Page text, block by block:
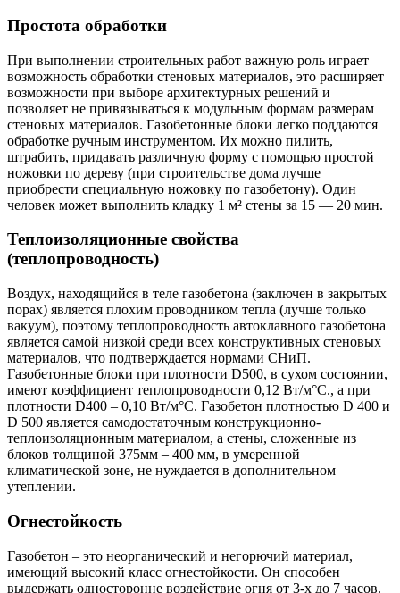
Простота обработки
При выполнении строительных работ важную роль играет
возможность обработки стеновых материалов, это расширяет
возможности при выборе архитектурных решений и
позволяет не привязываться к модульным формам размерам
стеновых материалов. Газобетонные блоки легко поддаются
обработке ручным инструментом. Их можно пилить,
штрабить, придавать различную форму с помощью простой
ножовки по дереву (при строительстве дома лучше
приобрести специальную ножовку по газобетону). Один
человек может выполнить кладку 1 м² стены за 15 — 20 мин.
Теплоизоляционные свойства
(теплопроводность)
Воздух, находящийся в теле газобетона (заключен в закрытых
порах) является плохим проводником тепла (лучше только
вакуум), поэтому теплопроводность автоклавного газобетона
является самой низкой среди всех конструктивных стеновых
материалов, что подтверждается нормами СНиП.
Газобетонные блоки при плотности D500, в сухом состоянии,
имеют коэффициент теплопроводности 0,12 Вт/м°С., а при
плотности D400 – 0,10 Вт/м°С. Газобетон плотностью D 400 и
D 500 является самодостаточным конструкционно-
теплоизоляционным материалом, а стены, сложенные из
блоков толщиной 375мм – 400 мм, в умеренной
климатической зоне, не нуждается в дополнительном
утеплении.
Огнестойкость
Газобетон – это неорганический и негорючий материал,
имеющий высокий класс огнестойкости. Он способен
выдержать односторонне воздействие огня от 3-х до 7 часов.